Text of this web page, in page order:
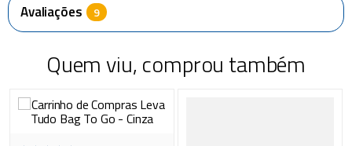
Avaliações
Quem viu, comprou também